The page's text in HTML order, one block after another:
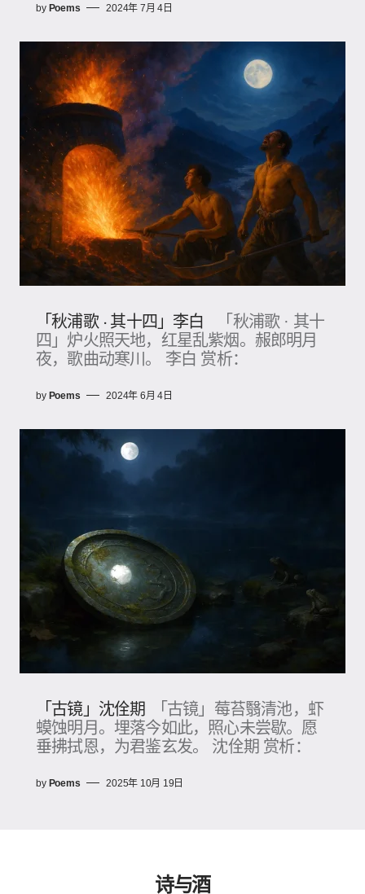
by Poems 2024年 7月 4日
「秋浦歌 · 其十四」李白
「秋浦歌 · 其十
四」炉火照天地，红星乱紫烟。赧郎明月
夜，歌曲动寒川。 李白 赏析：
by Poems 2024年 6月 4日
「古镜」沈佺期
「古镜」莓苔翳清池，虾
蟆蚀明月。埋落今如此，照心未尝歇。愿
垂拂拭恩，为君鉴玄发。 沈佺期 赏析：
by Poems 2025年 10月 19日
诗与酒